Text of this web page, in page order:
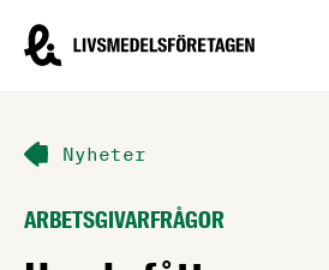
Livsmedelsföretagen – till startsidan
Nyheter
ARBETSGIVARFRÅGOR